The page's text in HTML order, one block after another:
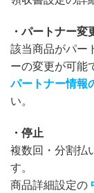
・パートナー変
該当商品がパー
ーの変更が可能
パートナー情報
い。
・停止
複数回・分割払
す。
商品詳細設定の